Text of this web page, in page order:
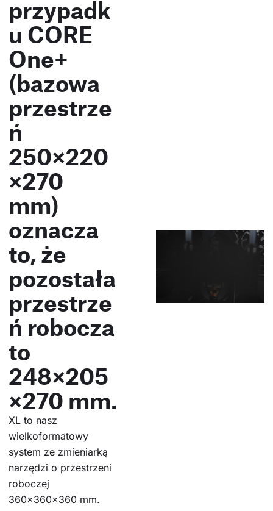
przypadk
u CORE
One+
(bazowa
przestrze
ń
250×220
×270
mm)
oznacza
to, że
pozostała
przestrze
ń robocza
to
248×205
×270 mm.
XL to nasz
wielkoformatowy
system ze zmieniarką
narzędzi o przestrzeni
roboczej
360×360×360 mm.